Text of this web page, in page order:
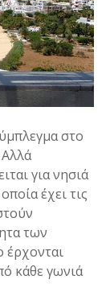
στο
Αλλά
για νησιά
έχει τις
των
έρχονται
κάθε γωνιά